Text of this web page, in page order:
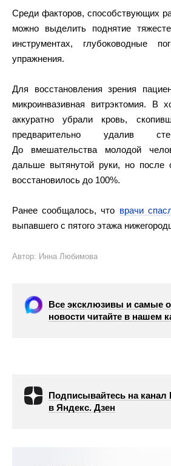
Среди факторов, способствующих
можно выделить поднятие
инструментах, глубоководные
упражнения.
Для восстановления зрения
микроинвазивная витрэктомия. В
аккуратно убрали кровь,
предварительно удалив
До вмешательства молодой
дальше вытянутой руки, но после
восстановилось до 100%.
Ранее сообщалось, что врачи
выпавшего с пятого этажа
Автор: Инна Любимова
Все эксклюзивы и самые
новости читайте в нашем
Подписывайтесь на
в Яндекс. Дзен